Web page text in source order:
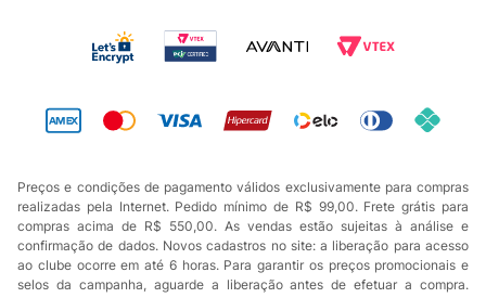
Preços e condições de pagamento válidos exclusivamente para compras
realizadas pela Internet. Pedido mínimo de R$ 99,00. Frete grátis para
compras acima de R$ 550,00. As vendas estão sujeitas à análise e
confirmação de dados. Novos cadastros no site: a liberação para acesso
ao clube ocorre em até 6 horas. Para garantir os preços promocionais e
selos da campanha, aguarde a liberação antes de efetuar a compra.